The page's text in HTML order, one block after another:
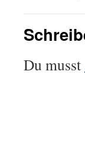
Du musst